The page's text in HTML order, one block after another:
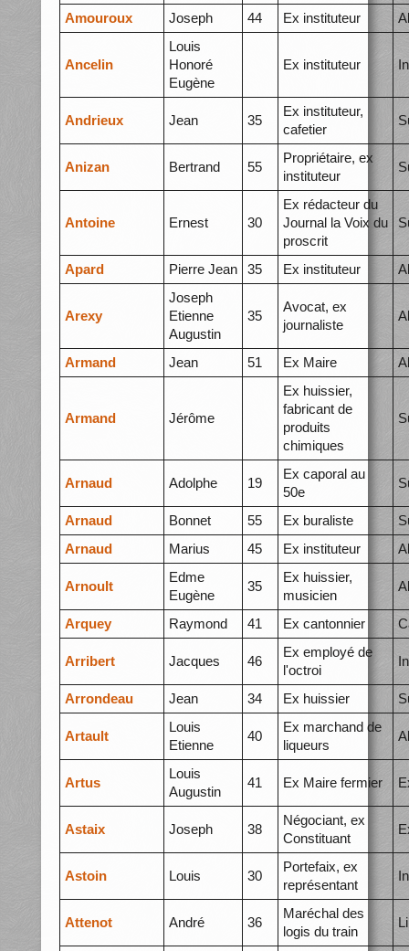
Amouroux Joseph 44 Ex instituteur
Ancelin
Louis
Honoré
Eugène
Ex instituteur
Andrieux Jean 35
Ex instituteur,
cafetier
Anizan Bertrand 55
Propriétaire, ex
instituteur
Antoine Ernest 30
Ex rédacteur du
Journal la Voix du
proscrit
Apard Pierre Jean 35 Ex instituteur
Arexy
Joseph
Etienne
Augustin
35
Avocat, ex
journaliste
Armand Jean 51 Ex Maire
Armand Jérôme
Ex huissier,
fabricant de
produits
chimiques
Arnaud Adolphe 19
Ex caporal au
50e
Arnaud Bonnet 55 Ex buraliste
Arnaud
Marius 45 Ex instituteur
Arnoult
Edme
Eugène
35
Ex huissier,
musicien
Arquey Raymond 41 Ex cantonnier
Arribert Jacques 46
Ex employé de
l'octroi
Arrondeau Jean 34 Ex huissier
Artault
Louis
Etienne
40
Ex marchand de
liqueurs
Artus
Louis
Augustin
41 Ex Maire fermier
Astaix Joseph 38
Négociant, ex
Constituant
Astoin Louis 30
Portefaix, ex
représentant
Attenot André 36
Maréchal des
logis du train